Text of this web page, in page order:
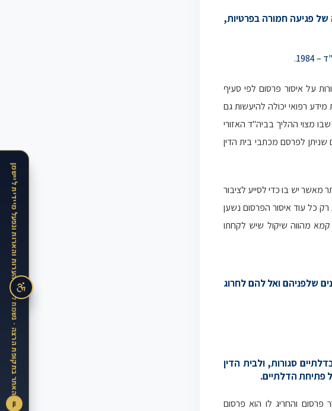
β
האתר בתקופת הרצה · נשמח לקבל הערות והארות ונפעל מיידית ליישמן
של פגיעה חמורה בפרטיות,
.
על איסור פרסום לפי סעיף
רפואי יכולה להיעשות גם
מצוי ההליך בביה"ד האזורי
שניתן לפרסם מכתבי בית הדין
מאשר יש בו כדי לסייע לציבור
רק כל עוד איסור הפרסום נשען
מהווה שיקול שיש לקחתו
שלפניהם ואל להם לחרוג
סגורות, ולבית הדין
פתיחת הדלתיים.
והחריג לו הוא פרסום